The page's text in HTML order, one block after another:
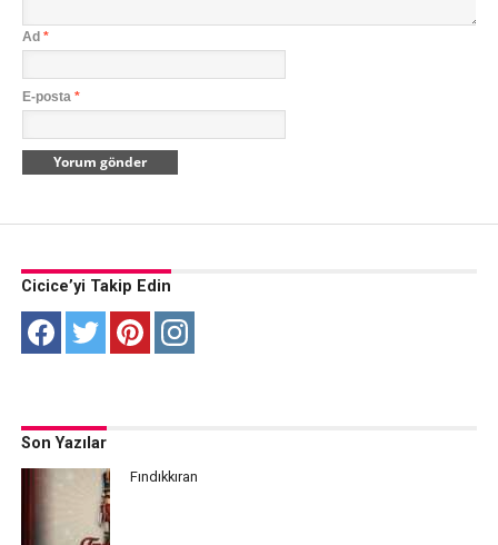
Ad *
E-posta *
Cicice’yi Takip Edin
Son Yazılar
Fındıkkıran